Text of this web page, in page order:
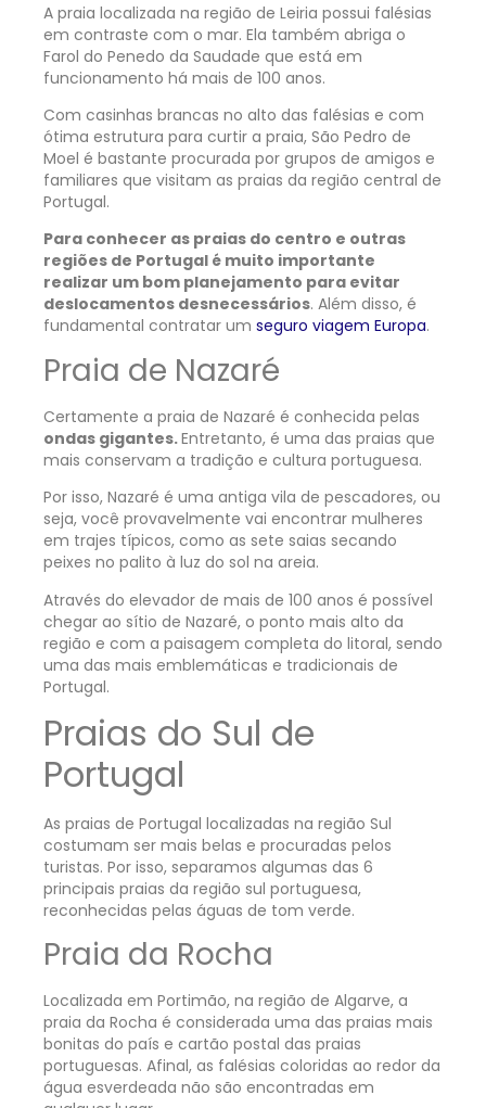
A praia localizada na região de Leiria possui falésias
em contraste com o mar. Ela também abriga o
Farol do Penedo da Saudade que está em
funcionamento há mais de 100 anos.
Com casinhas brancas no alto das falésias e com
ótima estrutura para curtir a praia, São Pedro de
Moel é bastante procurada por grupos de amigos e
familiares que visitam as praias da região central de
Portugal.
Para conhecer as praias do centro e outras
regiões de Portugal é muito importante
realizar um bom planejamento para evitar
deslocamentos desnecessários. Além disso, é
fundamental contratar um seguro viagem Europa.
Praia de Nazaré
Certamente a praia de Nazaré é conhecida pelas
ondas gigantes.Entretanto, é uma das praias que
mais conservam a tradição e cultura portuguesa.
Por isso, Nazaré é uma antiga vila de pescadores, ou
seja, você provavelmente vai encontrar mulheres
em trajes típicos, como as sete saias secando
peixes no palito à luz do sol na areia.
Através do elevador de mais de 100 anos é possível
chegar ao sítio de Nazaré, o ponto mais alto da
região e com a paisagem completa do litoral, sendo
uma das mais emblemáticas e tradicionais de
Portugal.
Praias do Sul de
Portugal
As praias de Portugal localizadas na região Sul
costumam ser mais belas e procuradas pelos
turistas. Por isso, separamos algumas das 6
principais praias da região sul portuguesa,
reconhecidas pelas águas de tom verde.
Praia da Rocha
Localizada em Portimão, na região de Algarve, a
praia da Rocha é considerada uma das praias mais
bonitas do país e cartão postal das praias
portuguesas. Afinal, as falésias coloridas ao redor da
água esverdeada não são encontradas em